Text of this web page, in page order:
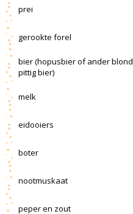
prei
gerookte forel
bier (hopusbier of ander blond
pittig bier)
melk
eidooiers
boter
nootmuskaat
peper en zout